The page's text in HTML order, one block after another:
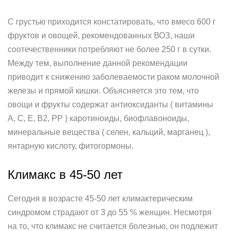
С грустью приходится констатировать, что вмесо 600 г
фруктов и овощей, рекомендованных ВОЗ, наши
соотечественники потребляют не более 250 г в сутки.
Между тем, выполнение данной рекомендации
приводит к снижению заболеваемости раком молочной
железы и прямой кишки. Объясняется это тем, что
овощи и фрукты содержат антиоксиданты ( витамины
А, С, Е, В2, РР ) каротиноиды, биофлавоноиды,
минеральные вещества ( селен, кальций, марганец ),
янтарную кислоту, фитогормоны.
Климакс в 45-50 лет
Сегодня в возрасте 45-50 лет климактерическим
синдромом страдают от 3 до 55 % женщин. Несмотря
на то, что климакс не считается болезнью, он подлежит